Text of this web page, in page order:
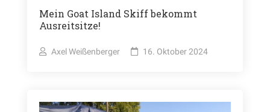
Mein Goat Island Skiff bekommt
Ausreitsitze!
Axel Weißenberger 16. Oktober 2024